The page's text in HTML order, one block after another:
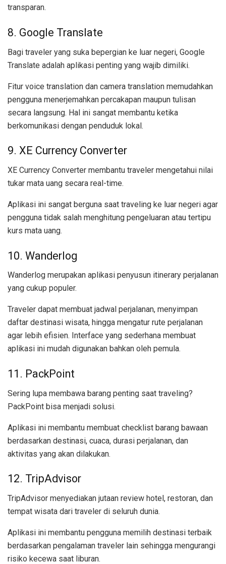
transparan.
8. Google Translate
Bagi traveler yang suka bepergian ke luar negeri, Google
Translate adalah aplikasi penting yang wajib dimiliki.
Fitur voice translation dan camera translation memudahkan
pengguna menerjemahkan percakapan maupun tulisan
secara langsung. Hal ini sangat membantu ketika
berkomunikasi dengan penduduk lokal.
9. XE Currency Converter
XE Currency Converter membantu traveler mengetahui nilai
tukar mata uang secara real-time.
Aplikasi ini sangat berguna saat traveling ke luar negeri agar
pengguna tidak salah menghitung pengeluaran atau tertipu
kurs mata uang.
10. Wanderlog
Wanderlog merupakan aplikasi penyusun itinerary perjalanan
yang cukup populer.
Traveler dapat membuat jadwal perjalanan, menyimpan
daftar destinasi wisata, hingga mengatur rute perjalanan
agar lebih efisien. Interface yang sederhana membuat
aplikasi ini mudah digunakan bahkan oleh pemula.
11. PackPoint
Sering lupa membawa barang penting saat traveling?
PackPoint bisa menjadi solusi.
Aplikasi ini membantu membuat checklist barang bawaan
berdasarkan destinasi, cuaca, durasi perjalanan, dan
aktivitas yang akan dilakukan.
12. TripAdvisor
TripAdvisor menyediakan jutaan review hotel, restoran, dan
tempat wisata dari traveler di seluruh dunia.
Aplikasi ini membantu pengguna memilih destinasi terbaik
berdasarkan pengalaman traveler lain sehingga mengurangi
risiko kecewa saat liburan.